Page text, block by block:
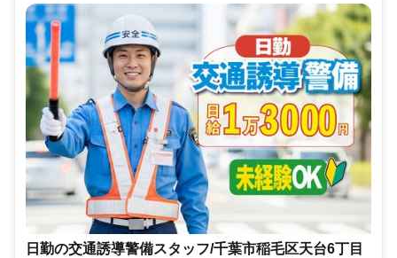
日勤の交通誘導警備スタッフ/千葉市稲毛区天台6丁目